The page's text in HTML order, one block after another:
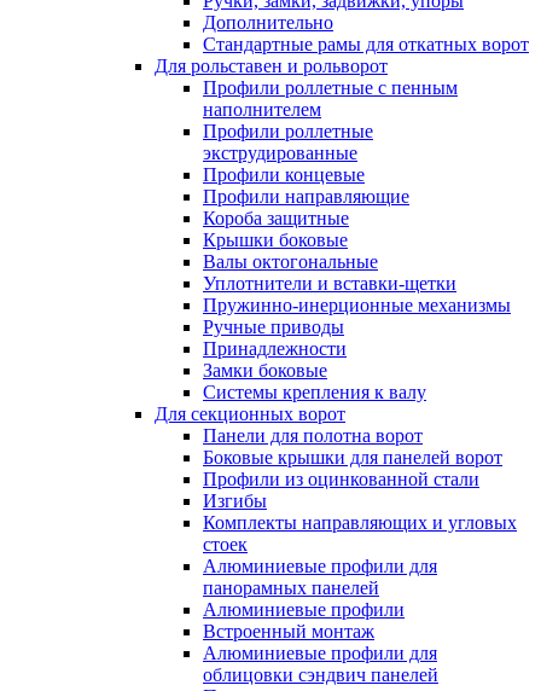
Дополнительно
Стандартные рамы для откатных ворот
Для рольставен и рольворот
Профили роллетные с пенным
наполнителем
Профили роллетные
экструдированные
Профили концевые
Профили направляющие
Короба защитные
Крышки боковые
Валы октогональные
Уплотнители и вставки-щетки
Пружинно-инерционные механизмы
Ручные приводы
Принадлежности
Замки боковые
Системы крепления к валу
Для секционных ворот
Панели для полотна ворот
Боковые крышки для панелей ворот
Профили из оцинкованной стали
Изгибы
Комплекты направляющих и угловых
стоек
Алюминиевые профили для
панорамных панелей
Алюминиевые профили
Встроенный монтаж
Алюминиевые профили для
облицовки сэндвич панелей